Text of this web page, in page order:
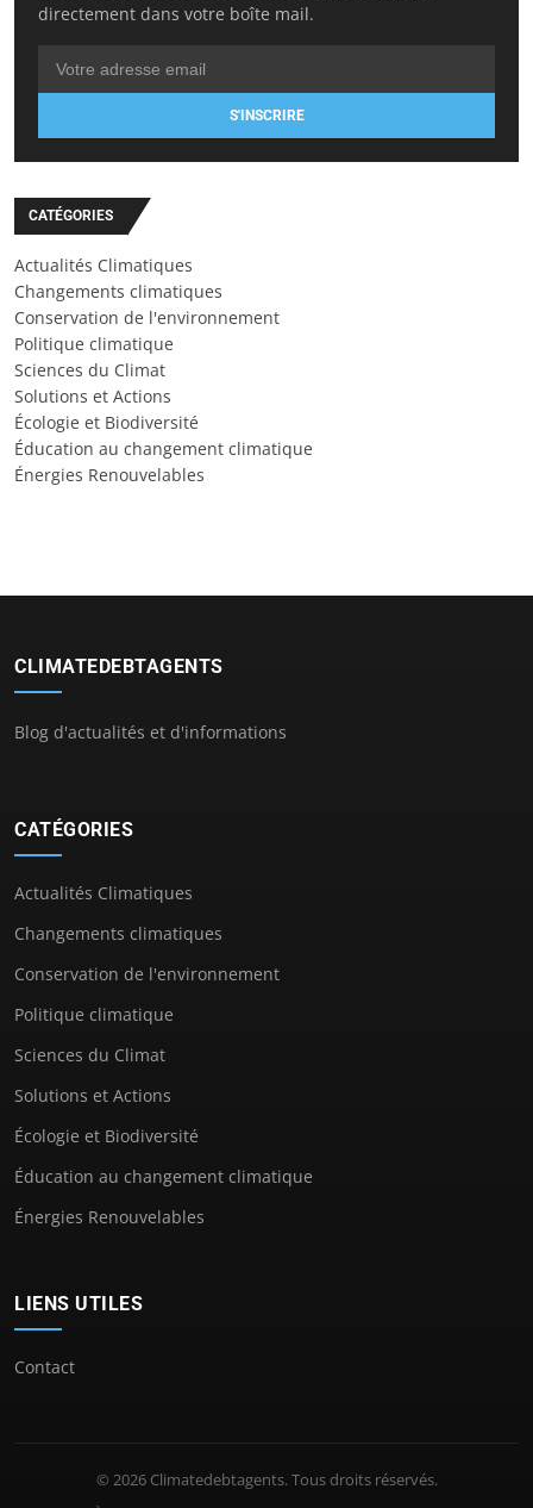
directement dans votre boîte mail.
S'INSCRIRE
CATÉGORIES
Actualités Climatiques
Changements climatiques
Conservation de l'environnement
Politique climatique
Sciences du Climat
Solutions et Actions
Écologie et Biodiversité
Éducation au changement climatique
Énergies Renouvelables
CLIMATEDEBTAGENTS
Blog d'actualités et d'informations
CATÉGORIES
Actualités Climatiques
Changements climatiques
Conservation de l'environnement
Politique climatique
Sciences du Climat
Solutions et Actions
Écologie et Biodiversité
Éducation au changement climatique
Énergies Renouvelables
LIENS UTILES
Contact
© 2026 Climatedebtagents. Tous droits réservés.